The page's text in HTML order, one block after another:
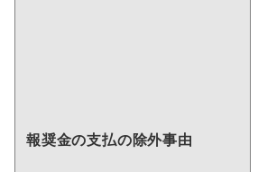
報奨金の支払の除外事由